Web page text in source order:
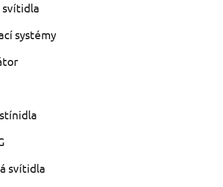
svítidla
systémy
svítidla